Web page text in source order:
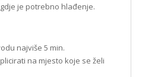
je potrebno hlađenje.
najviše 5 min.
na mjesto koje se želi